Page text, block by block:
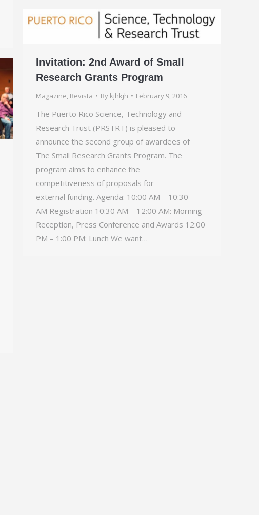
Invitation: 2nd Award of Small
Research Grants Program
Magazine, Revista By kjhkjh February 9, 2016
The Puerto Rico Science, Technology and
Research Trust (PRSTRT) is pleased to
announce the second group of awardees of
The Small Research Grants Program. The
program aims to enhance the
competitiveness of proposals for
external funding. Agenda: 10:00 AM – 10:30
AM Registration 10:30 AM – 12:00 AM: Morning
Reception, Press Conference and Awards 12:00
PM – 1:00 PM: Lunch We want…